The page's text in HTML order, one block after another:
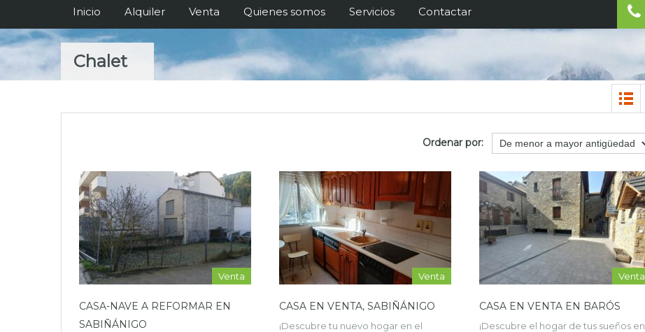
Inicio Alquiler Venta Quienes somos Servicios Contactar
Chalet
Ordenar por:
Venta
CASA-NAVE A REFORMAR EN
SABIÑÁNIGO
Venta
CASA EN VENTA, SABIÑÁNIGO
¡Descubre tu nuevo hogar en el
Venta
CASA EN VENTA EN BARÓS
¡Descubre el hogar de tus sueños en